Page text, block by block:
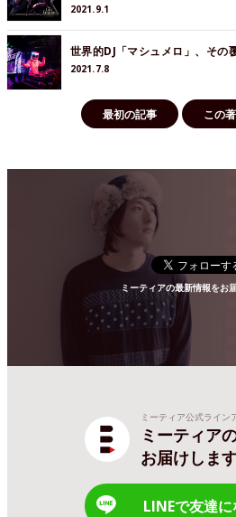
2021.9.1
世界的DJ「マシュメロ」、その
2021.7.8
最初の記事 この
ミーティアの最新情報をお
ミーティア公式ライン
ミーティア
お届けしま
LINEで友達に